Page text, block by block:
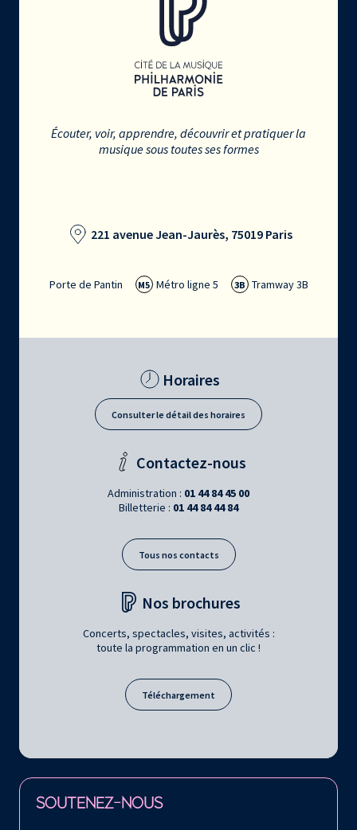
Écouter, voir, apprendre, découvrir et pratiquer la
musique sous toutes ses formes
221 avenue Jean-Jaurès, 75019 Paris
Porte de Pantin M5 Métro ligne 5 3B Tramway 3B
Horaires
Consulter le détail des horaires
Contactez-nous
Administration : 01 44 84 45 00
Billetterie : 01 44 84 44 84
Tous nos contacts
Nos brochures
Concerts, spectacles, visites, activités :
toute la programmation en un clic !
Téléchargement
SOUTENEZ-NOUS
Retrouvez la Philharmonie de Paris sur